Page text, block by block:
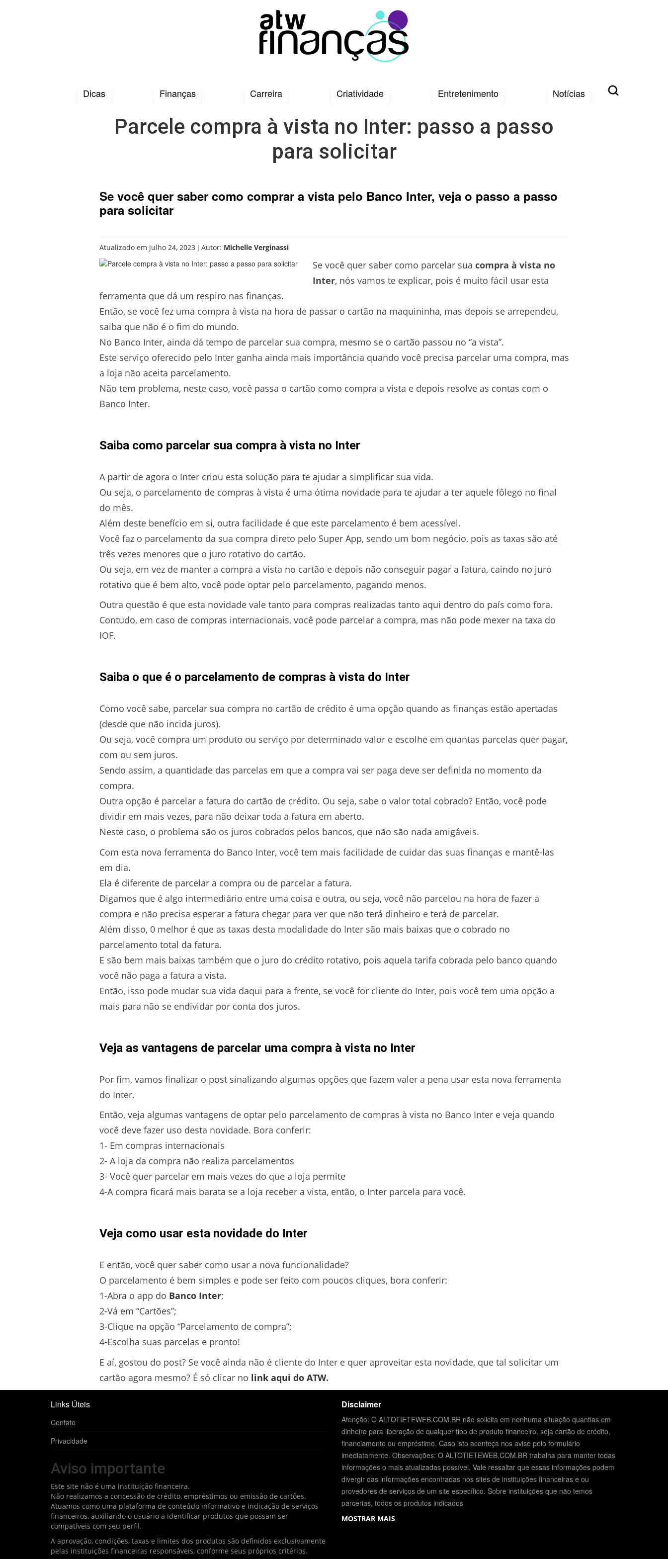
Dicas Finanças Carreira Criatividade Entretenimento Notícias
Parcele compra à vista no Inter: passo a passo
para solicitar
Se você quer saber como comprar a vista pelo Banco Inter, veja o passo a passo
para solicitar
Atualizado em julho 24, 2023 | Autor: Michelle Verginassi
Se você quer saber como parcelar sua compra à vista no
Inter, nós vamos te explicar, pois é muito fácil usar esta
ferramenta que dá um respiro nas finanças.
Então, se você fez uma compra à vista na hora de passar o cartão na maquininha, mas depois se arrependeu,
saiba que não é o fim do mundo.
No Banco Inter, ainda dá tempo de parcelar sua compra, mesmo se o cartão passou no “a vista”.
Este serviço oferecido pelo Inter ganha ainda mais importância quando você precisa parcelar uma compra, mas
a loja não aceita parcelamento.
Não tem problema, neste caso, você passa o cartão como compra a vista e depois resolve as contas com o
Banco Inter.
Saiba como parcelar sua compra à vista no Inter
A partir de agora o Inter criou esta solução para te ajudar a simplificar sua vida.
Ou seja, o parcelamento de compras à vista é uma ótima novidade para te ajudar a ter aquele fôlego no final
do mês.
Além deste benefício em si, outra facilidade é que este parcelamento é bem acessível.
Você faz o parcelamento da sua compra direto pelo Super App, sendo um bom negócio, pois as taxas são até
três vezes menores que o juro rotativo do cartão.
Ou seja, em vez de manter a compra a vista no cartão e depois não conseguir pagar a fatura, caindo no juro
rotativo que é bem alto, você pode optar pelo parcelamento, pagando menos.
Outra questão é que esta novidade vale tanto para compras realizadas tanto aqui dentro do país como fora.
Contudo, em caso de compras internacionais, você pode parcelar a compra, mas não pode mexer na taxa do
IOF.
Saiba o que é o parcelamento de compras à vista do Inter
Como você sabe, parcelar sua compra no cartão de crédito é uma opção quando as finanças estão apertadas
(desde que não incida juros).
Ou seja, você compra um produto ou serviço por determinado valor e escolhe em quantas parcelas quer pagar,
com ou sem juros.
Sendo assim, a quantidade das parcelas em que a compra vai ser paga deve ser definida no momento da
compra.
Outra opção é parcelar a fatura do cartão de crédito. Ou seja, sabe o valor total cobrado? Então, você pode
dividir em mais vezes, para não deixar toda a fatura em aberto.
Neste caso, o problema são os juros cobrados pelos bancos, que não são nada amigáveis.
Com esta nova ferramenta do Banco Inter, você tem mais facilidade de cuidar das suas finanças e mantê-las
em dia.
Ela é diferente de parcelar a compra ou de parcelar a fatura.
Digamos que é algo intermediário entre uma coisa e outra, ou seja, você não parcelou na hora de fazer a
compra e não precisa esperar a fatura chegar para ver que não terá dinheiro e terá de parcelar.
Além disso, 0 melhor é que as taxas desta modalidade do Inter são mais baixas que o cobrado no
parcelamento total da fatura.
E são bem mais baixas também que o juro do crédito rotativo, pois aquela tarifa cobrada pelo banco quando
você não paga a fatura a vista.
Então, isso pode mudar sua vida daqui para a frente, se você for cliente do Inter, pois você tem uma opção a
mais para não se endividar por conta dos juros.
Veja as vantagens de parcelar uma compra à vista no Inter
Por fim, vamos finalizar o post sinalizando algumas opções que fazem valer a pena usar esta nova ferramenta
do Inter.
Então, veja algumas vantagens de optar pelo parcelamento de compras à vista no Banco Inter e veja quando
você deve fazer uso desta novidade. Bora conferir:
1- Em compras internacionais
2- A loja da compra não realiza parcelamentos
3- Você quer parcelar em mais vezes do que a loja permite
4-A compra ficará mais barata se a loja receber a vista, então, o Inter parcela para você.
Veja como usar esta novidade do Inter
E então, você quer saber como usar a nova funcionalidade?
O parcelamento é bem simples e pode ser feito com poucos cliques, bora conferir:
1-Abra o app do Banco Inter;
2-Vá em “Cartões”;
3-Clique na opção “Parcelamento de compra”;
4-Escolha suas parcelas e pronto!
E aí, gostou do post? Se você ainda não é cliente do Inter e quer aproveitar esta novidade, que tal solicitar um
cartão agora mesmo? É só clicar no link aqui do ATW.
Links Úteis
Contato
Privacidade
Aviso importante
Este site não é uma instituição financeira.
Não realizamos a concessão de crédito, empréstimos ou emissão de cartões.
Atuamos como uma plataforma de conteúdo informativo e indicação de serviços
financeiros, auxiliando o usuário a identificar produtos que possam ser
compatíveis com seu perfil.
A aprovação, condições, taxas e limites dos produtos são definidos exclusivamente
pelas instituições financeiras responsáveis, conforme seus próprios critérios.
Disclaimer
Atenção: O ALTOTIETEWEB.COM.BR não solicita em nenhuma situação quantias em
dinheiro para liberação de qualquer tipo de produto financeiro, seja cartão de crédito,
financiamento ou empréstimo. Caso isto aconteça nos avise pelo formulário
imediatamente. Observações: O ALTOTIETEWEB.COM.BR trabalha para manter todas
informações o mais atualizadas possível. Vale ressaltar que essas informações podem
divergir das informações encontradas nos sites de instituições financeiras e ou
provedores de serviços de um site específico. Sobre instituições que não temos
parcerias, todos os produtos indicados
MOSTRAR MAIS